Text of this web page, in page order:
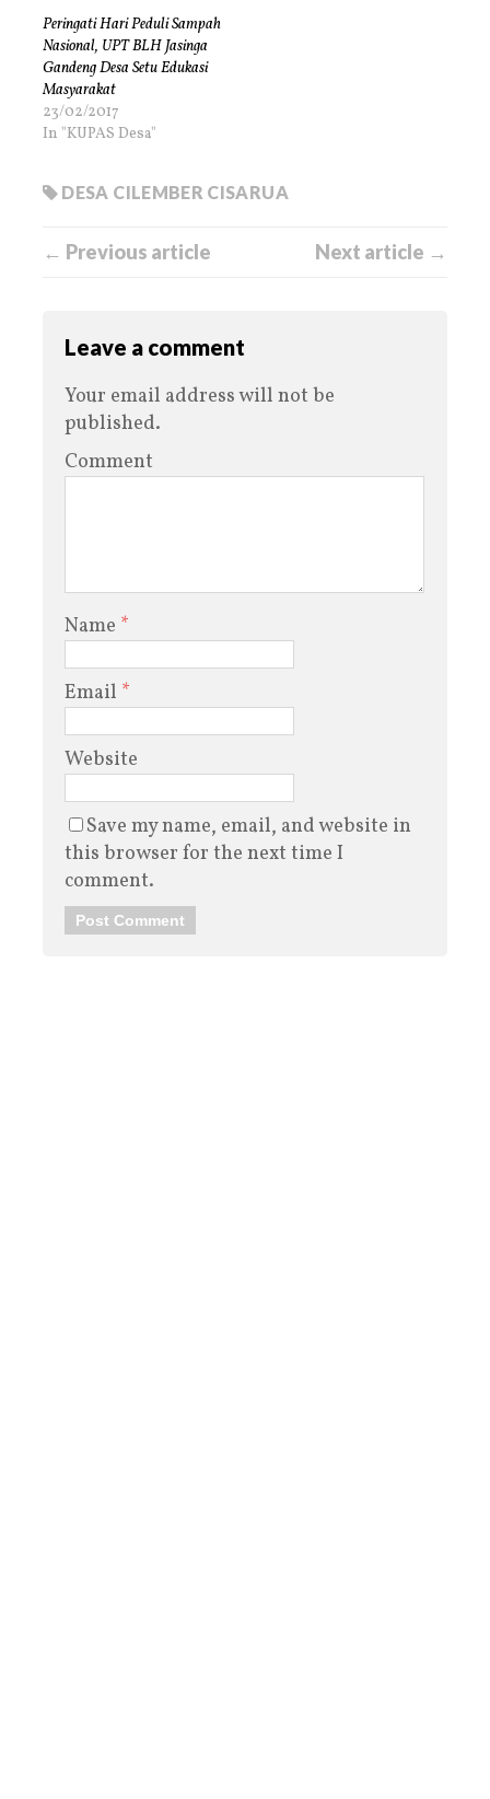
Peringati Hari Peduli Sampah
Nasional, UPT BLH Jasinga
Gandeng Desa Setu Edukasi
Masyarakat
23/02/2017
In "KUPAS Desa"
DESA CILEMBER CISARUA
← Previous article Next article →
Leave a comment
Your email address will not be
published.
Comment
Name *
Email *
Website
Save my name, email, and website in
this browser for the next time I
comment.